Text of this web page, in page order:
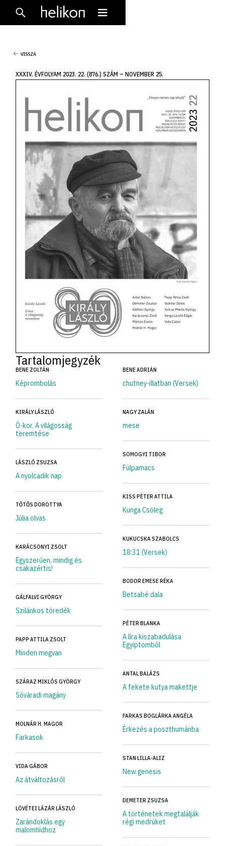
VISSZA
XXXIV. ÉVFOLYAM 2023. 22. (876.) SZÁM – NOVEMBER 25.
Tartalomjegyzék
BENE ZOLTÁN
Képrombolás
KIRÁLY LÁSZLÓ
Ó-kor. A világosság
teremtése
LÁSZLÓ ZSUZSA
A nyolcadik nap
TŐTŐS DOROTTYA
Júlia olvas
KARÁCSONYI ZSOLT
Egyszerűen, mindig és
csakazértis!
GÁLFALVI GYÖRGY
Szilánkos töredék
PAPP ATTILA ZSOLT
Minden megvan
SZÁRAZ MIKLÓS GYÖRGY
Sóváradi magány
MOLNÁR H. MAGOR
Farkasok
VIDA GÁBOR
Az átváltozásról
LÖVÉTEI LÁZÁR LÁSZLÓ
Zarándoklás egy
malomhídhoz
BENE ADRIÁN
chutney-illatban (Versek)
NAGY ZALÁN
mese
SOMOGYI TIBOR
Fülpamacs
KISS PÉTER ATTILA
Kunga Csöleg
KUKUCSKA SZABOLCS
18:31 (Versek)
BODOR EMESE RÉKA
Betsabé dala
PÉTER BLANKA
A líra kiszabadulása
Egyiptomból
ANTAL BALÁZS
A fekete kutya makettje
FARKAS BOGLÁRKA ANGÉLA
Érkezés a poszthumánba
STAN LILLA-ALIZ
New genesis
DEMETER ZSUZSA
A történetek megtalálják
régi medrüket